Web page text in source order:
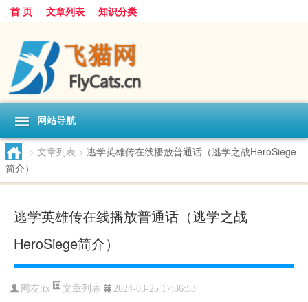
首 页 文章列表 知识分类
网站导航
> 文章列表 > 逃学英雄传在线播放普通话（逃学之战HeroSiege
简介）
逃学英雄传在线播放普通话（逃学之战
HeroSiege简介）
网友:tx 文章列表 2024-03-25 17:36:53